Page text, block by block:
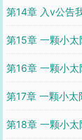
第14章 入v公告
第15章 一颗小太
第16章 一颗小太
第17章 一颗小太
第18章 一颗小太